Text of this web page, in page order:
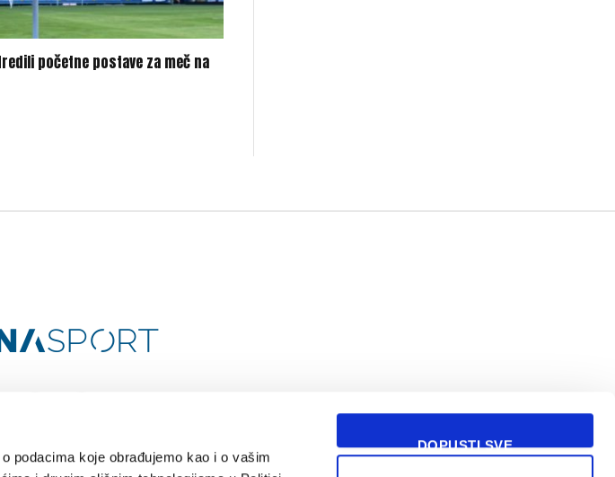
podacima koje obrađujemo kao i o vašim
DOPUSTI SVE
početne postave za meč na
POLITIKA PRIVATNOSTI